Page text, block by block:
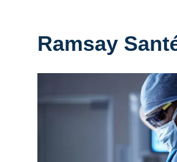
Ramsay